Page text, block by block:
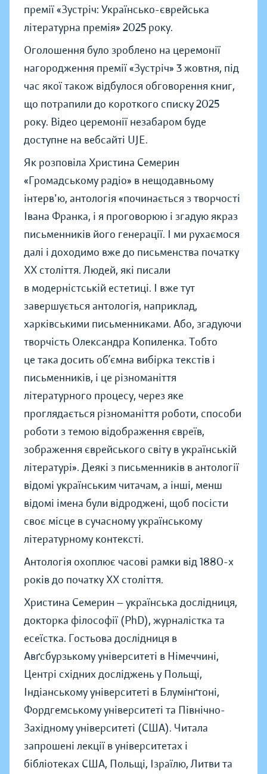
премії «Зустріч: Українсько-єврейська
літературна премія» 2025 року.
Оголошення було зроблено на церемонії
нагородження премії «Зустріч» 3 жовтня, під
час якої також відбулося обговорення книг,
що потрапили до короткого списку 2025
року. Відео церемонії незабаром буде
доступне на вебсайті UJE.
Як розповіла Христина Семерин
«Громадському радіо» в нещодавньому
інтерв'ю, антологія «починається з творчості
Івана Франка, і я проговорюю і згадую якраз
письменників його генерації. І ми рухаємося
далі і доходимо вже до письменства початку
ХХ століття. Людей, які писали
в модерністській естетиці. І вже тут
завершується антологія, наприклад,
харківськими письменниками. Або, згадуючи
творчість Олександра Копиленка. Тобто
це така досить об’ємна вибірка текстів і
письменників, і це різноманіття
літературного процесу, через яке
проглядається різноманіття роботи, способи
роботи з темою відображення євреїв,
зображення єврейського світу в українській
літературі». Деякі з письменників в антології
відомі українським читачам, а інші, менш
відомі імена були відроджені, щоб посісти
своє місце в сучасному українському
літературному контексті.
Антологія охоплює часові рамки від 1880-х
років до початку XX століття.
Христина Семерин — українська дослідниця,
докторка філософії (PhD), журналістка та
есеїстка. Гостьова дослідниця в
Авґсбурзькому університеті в Німеччині,
Центрі східних досліджень у Польщі,
Індіанському університеті в Блумінґтоні,
Фордгемському університеті та Північно-
Західному університеті (США). Читала
запрошені лекції в університетах і
бібліотеках США, Польщі, Ізраїлю, Литви та